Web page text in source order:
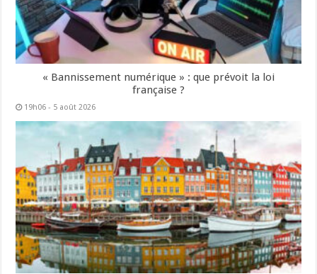
« Bannissement numérique » : que prévoit la loi
française ?
19h06 - 5 août 2026